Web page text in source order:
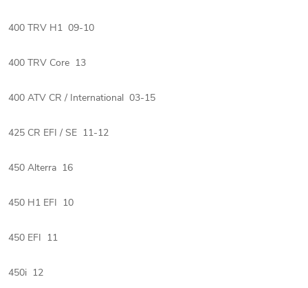
400 TRV H1 09-10
400 TRV Core 13
400 ATV CR / International 03-15
425 CR EFI / SE 11-12
450 Alterra 16
450 H1 EFI 10
450 EFI 11
450i 12